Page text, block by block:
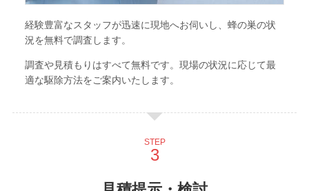
経験豊富なスタッフが迅速に現地へお伺いし、蜂の巣の状
況を無料で調査します。
調査や見積もりはすべて無料です。現場の状況に応じて最
適な駆除方法をご案内いたします。
STEP